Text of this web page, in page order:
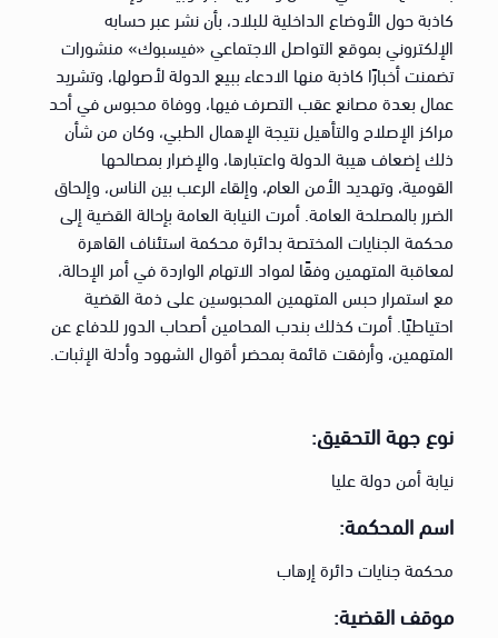
كاذبة حول الأوضاع الداخلية للبلاد، بأن نشر عبر حسابه
الإلكتروني بموقع التواصل الاجتماعي «فيسبوك» منشورات
تضمنت أخبارًا كاذبة منها الادعاء ببيع الدولة لأصولها، وتشريد
عمال بعدة مصانع عقب التصرف فيها، ووفاة محبوس في أحد
مراكز الإصلاح والتأهيل نتيجة الإهمال الطبي، وكان من شأن
ذلك إضعاف هيبة الدولة واعتبارها، والإضرار بمصالحها
القومية، وتهديد الأمن العام، وإلقاء الرعب بين الناس، وإلحاق
الضرر بالمصلحة العامة. أمرت النيابة العامة بإحالة القضية إلى
محكمة الجنايات المختصة بدائرة محكمة استئناف القاهرة
لمعاقبة المتهمين وفقًا لمواد الاتهام الواردة في أمر الإحالة،
مع استمرار حبس المتهمين المحبوسين على ذمة القضية
احتياطيًا. أمرت كذلك بندب المحامين أصحاب الدور للدفاع عن
المتهمين، وأرفقت قائمة بمحضر أقوال الشهود وأدلة الإثبات.
نوع جهة التحقيق:
نيابة أمن دولة عليا
اسم المحكمة:
محكمة جنايات دائرة إرهاب
موقف القضية: